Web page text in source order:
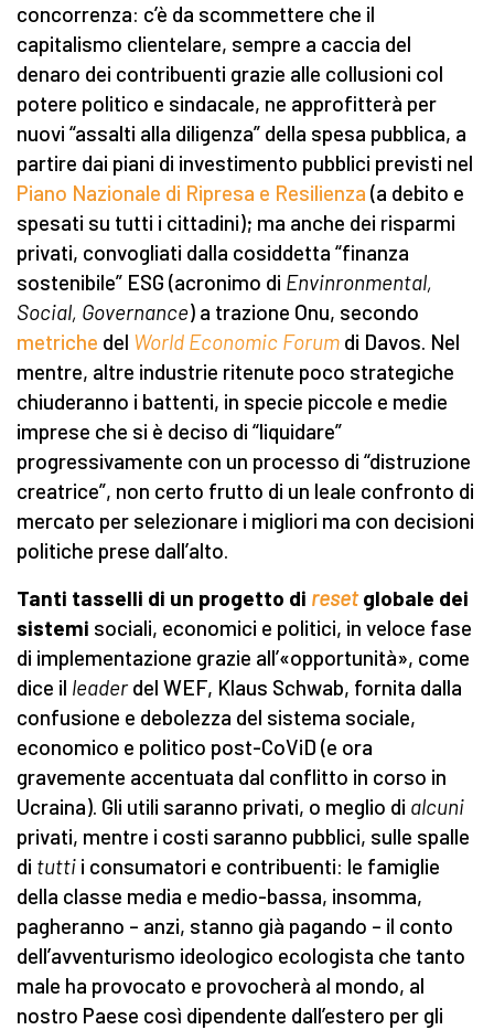
concorrenza: c’è da scommettere che il
capitalismo clientelare, sempre a caccia del
denaro dei contribuenti grazie alle collusioni col
potere politico e sindacale, ne approfitterà per
nuovi “assalti alla diligenza” della spesa pubblica, a
partire dai piani di investimento pubblici previsti nel
Piano Nazionale di Ripresa e Resilienza (a debito e
spesati su tutti i cittadini); ma anche dei risparmi
privati, convogliati dalla cosiddetta “finanza
sostenibile” ESG (acronimo di Envinronmental,
Social, Governance) a trazione Onu, secondo
metriche del World Economic Forum di Davos. Nel
mentre, altre industrie ritenute poco strategiche
chiuderanno i battenti, in specie piccole e medie
imprese che si è deciso di “liquidare”
progressivamente con un processo di “distruzione
creatrice”, non certo frutto di un leale confronto di
mercato per selezionare i migliori ma con decisioni
politiche prese dall’alto.
Tanti tasselli di un progetto di reset globale dei
sistemi sociali, economici e politici, in veloce fase
di implementazione grazie all’«opportunità», come
dice il leaderdel WEF, Klaus Schwab, fornita dalla
confusione e debolezza del sistema sociale,
economico e politico post-CoViD (e ora
gravemente accentuata dal conflitto in corso in
Ucraina). Gli utili saranno privati, o meglio di alcuni
privati, mentre i costi saranno pubblici, sulle spalle
di tutti i consumatori e contribuenti: le famiglie
della classe media e medio-bassa, insomma,
pagheranno – anzi, stanno già pagando – il conto
dell’avventurismo ideologico ecologista che tanto
male ha provocato e provocherà al mondo, al
nostro Paese così dipendente dall’estero per gli